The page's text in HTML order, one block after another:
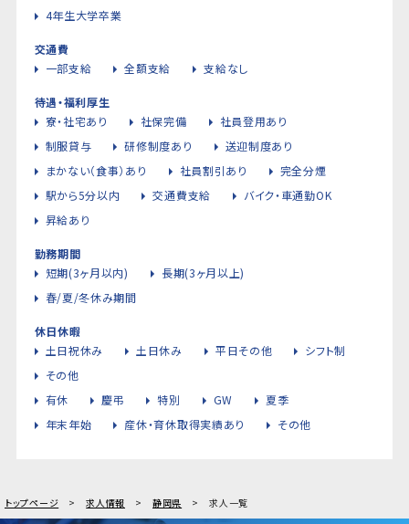
4年生大学卒業
交通費
一部支給
全額支給 支給なし
待遇・福利厚生
寮・社宅あり
社保完備
社員登用あり
制服貸与
研修制度あり
送迎制度あり
まかない（食事）あり
社員割引あり
完全分煙
駅から5分以内
交通費支給
バイク・車通勤OK
昇給あり
勤務期間
短期(3ヶ月以内)
長期(3ヶ月以上)
春/夏/冬休み期間
休日休暇
土日祝休み
土日休み 平日その他
シフト制
その他
有休
慶弔 特別 GW
夏季
年末年始
産休・育休取得実績あり その他
トップページ 求人情報 静岡県 求人一覧